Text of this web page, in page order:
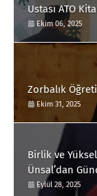
Ustası ATO
Ekim 06, 2025
Zorbalık
Ekim 31, 2025
Birlik ve
Ünsal’dan
Eylül 28, 2025